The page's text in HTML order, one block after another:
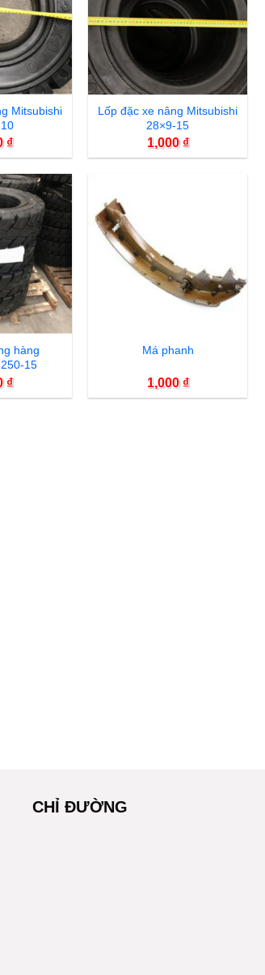
Mitsubishi
₫
Lốp đặc xe nâng Mitsubishi
28×9-15
1,000 ₫
hàng
15
₫
Má phanh
1,000 ₫
CHỈ ĐƯỜNG